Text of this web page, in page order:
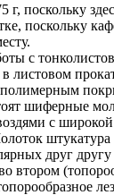
г, поскольку
поскольку
с
в листовом
шиферные
с широкой
друг
втором